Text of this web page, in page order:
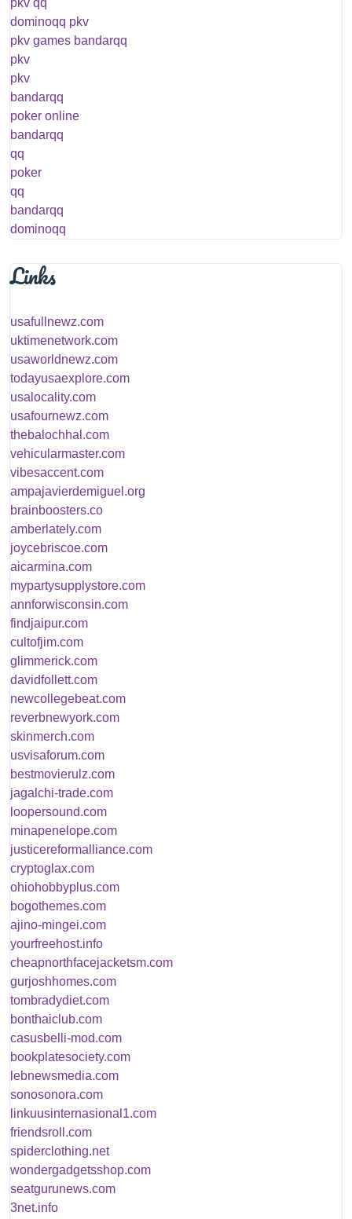
pkv qq
dominoqq pkv
pkv games bandarqq
pkv
pkv
bandarqq
poker online
bandarqq
qq
poker
qq
bandarqq
dominoqq
Links
usafullnewz.com
uktimenetwork.com
usaworldnewz.com
todayusaexplore.com
usalocality.com
usafournewz.com
thebalochhal.com
vehicularmaster.com
vibesaccent.com
ampajavierdemiguel.org
brainboosters.co
amberlately.com
joycebriscoe.com
aicarmina.com
mypartysupplystore.com
annforwisconsin.com
findjaipur.com
cultofjim.com
glimmerick.com
davidfollett.com
newcollegebeat.com
reverbnewyork.com
skinmerch.com
usvisaforum.com
bestmovierulz.com
jagalchi-trade.com
loopersound.com
minapenelope.com
justicereformalliance.com
cryptoglax.com
ohiohobbyplus.com
bogothemes.com
ajino-mingei.com
yourfreehost.info
cheapnorthfacejacketsm.com
gurjoshhomes.com
tombradydiet.com
bonthaiclub.com
casusbelli-mod.com
bookplatesociety.com
lebnewsmedia.com
sonosonora.com
linkuusinternasional1.com
friendsroll.com
spiderclothing.net
wondergadgetsshop.com
seatgurunews.com
3net.info